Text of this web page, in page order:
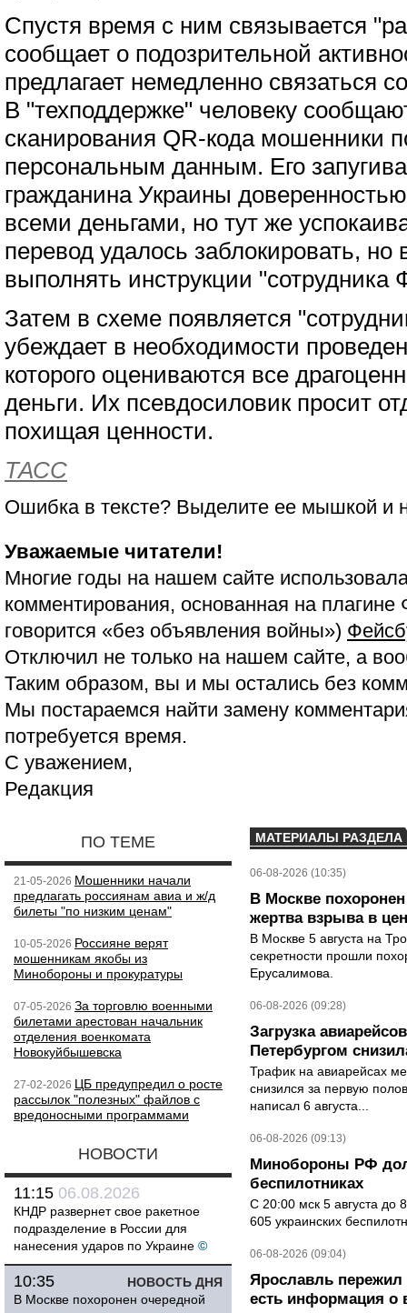
Спустя время с ним связывается
сообщает о подозрительной
предлагает немедленно связаться
В "техподдержке" человеку
сканирования QR-кода мошенники
персональным данным. Его
гражданина Украины
всеми деньгами, но тут же
перевод удалось заблокировать,
выполнять инструкции "сотрудника
Затем в схеме появляется
убеждает в необходимости
которого оцениваются все
деньги. Их псевдосиловик просит
похищая ценности.
ТАСС
Ошибка в тексте? Выделите ее мышкой и
Уважаемые читатели!
Многие годы на нашем сайте
комментирования, основанная на
говорится «без объявления войны»)
Отключил не только на нашем сайте, а
Таким образом, вы и мы остались без
Мы постараемся найти замену
потребуется время.
С уважением,
Редакция
ПО ТЕМЕ
21-05-2026 Мошенники начали
предлагать россиянам авиа и ж/д
билеты "по низким ценам"
10-05-2026 Россияне верят
мошенникам якобы из
Минобороны и прокуратуры
07-05-2026 За торговлю военными
билетами арестован начальник
отделения военкомата
Новокуйбышевска
27-02-2026 ЦБ предупредил о росте
рассылок "полезных" файлов с
вредоносными программами
НОВОСТИ
11:15 06.08.2026
КНДР развернет свое ракетное
подразделение в России для
нанесения ударов по Украине ©
НОВОСТЬ ДНЯ
10:35
В Москве похоронен очередной
МАТЕРИАЛЫ РАЗДЕЛА
06-08-2026 (10:35)
В Москве
жертва взрыва в
В Москве 5 августа на
секретности прошли
Ерусалимова.
06-08-2026 (09:28)
Загрузка
Петербургом
Трафик на авиарейсах
снизился за первую
написал 6 августа...
06-08-2026 (09:13)
Минобороны РФ
беспилотниках
С 20:00 мск 5 августа до
605 украинских
06-08-2026 (09:04)
Ярославль пережил
есть информация о